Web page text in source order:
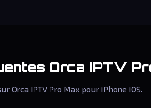
Orca IPTV
Orca IPTV Pro Max pour iPhone iOS.